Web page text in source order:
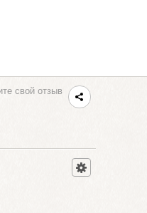
свой отзыв